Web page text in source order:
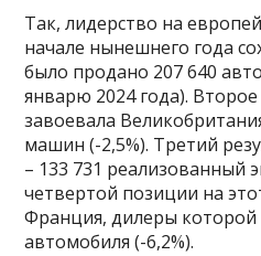
Так, лидерство на
начале нынешнего года
было продано 207 640
январю 2024 года).
завоевала
машин (-2,5%). Третий
– 133 731 реализованный
четвертой позиции на
Франция, дилеры которой
автомобиля (-6,2%).